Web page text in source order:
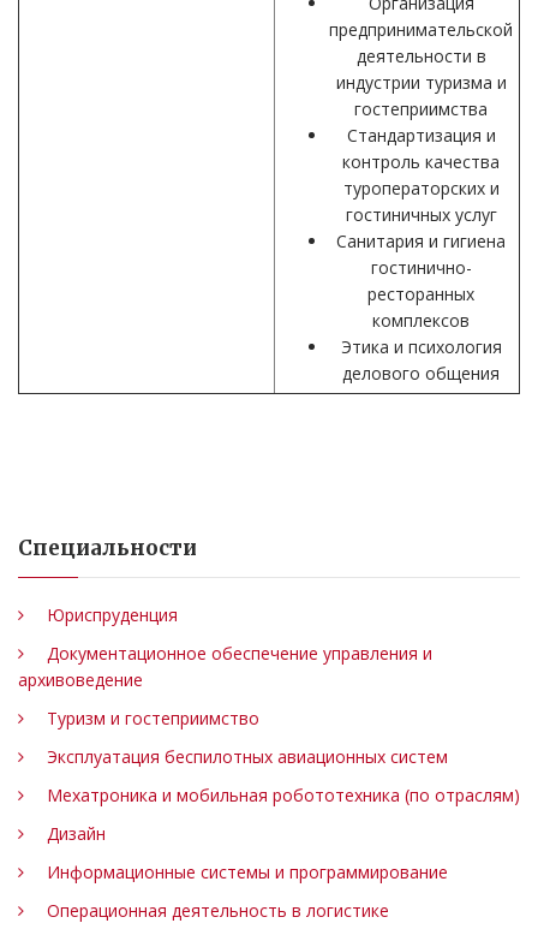
предпринимательской
деятельности в
индустрии туризма и
гостеприимства
Стандартизация и
контроль качества
туроператорских и
гостиничных услуг
Санитария и гигиена
гостинично-
ресторанных
комплексов
Этика и психология
делового общения
Специальности
Юриспруденция
Документационное обеспечение управления и
архивоведение
Туризм и гостеприимство
Эксплуатация беспилотных авиационных систем
Мехатроника и мобильная робототехника (по отраслям)
Дизайн
Информационные системы и программирование
Операционная деятельность в логистике